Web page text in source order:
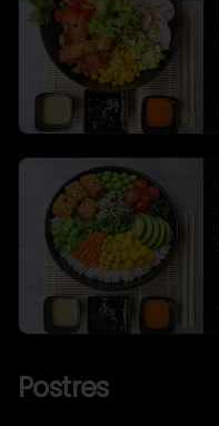
Postres